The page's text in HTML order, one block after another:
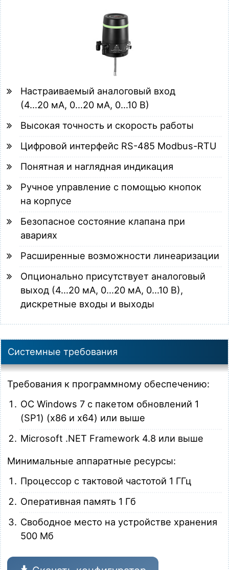
Настраиваемый аналоговый вход
(4…20 мА, 0…20 мА, 0…10 В)
Высокая точность и скорость работы
Цифровой интерфейс RS-485 Modbus-RTU
Понятная и наглядная индикация
Ручное управление с помощью кнопок
на корпусе
Безопасное состояние клапана при
авариях
Расширенные возможности линеаризации
Опционально присутствует аналоговый
выход (4…20 мА, 0…20 мА, 0…10 В),
дискретные входы и выходы
Системные требования
Требования к программному обеспечению:
ОС Windows 7 с пакетом обновлений 1
(SP1) (x86 и x64) или выше
Microsoft .NET Framework 4.8 или выше
Минимальные аппаратные ресурсы:
Процессор с тактовой частотой 1 ГГц
Оперативная память 1 Гб
Свободное место на устройстве хранения
500 Мб